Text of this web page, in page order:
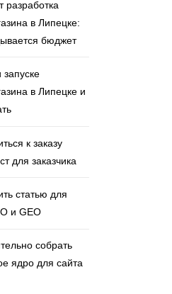
разработка
в Липецке:
бюджет
в Липецке и
к заказу
для заказчика
статью для
и GEO
собрать
ядро для сайта